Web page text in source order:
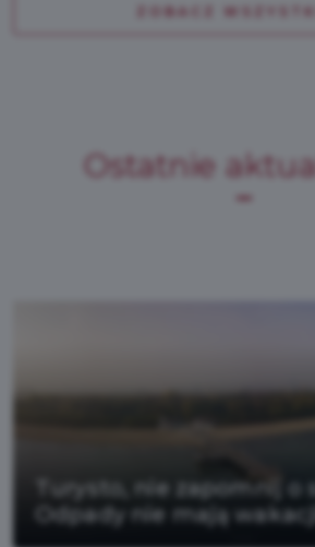
Ostatnie
Turysto, nie zapomnij o
Odpady nie mają wakacji